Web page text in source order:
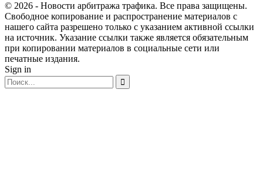
© 2026 - Новости арбитража трафика. Все права защищены.
Свободное копирование и распространение материалов с
нашего сайта разрешено только с указанием активной ссылки
на источник. Указание ссылки также является обязательным
при копировании материалов в социальные сети или
печатные издания.
Sign in